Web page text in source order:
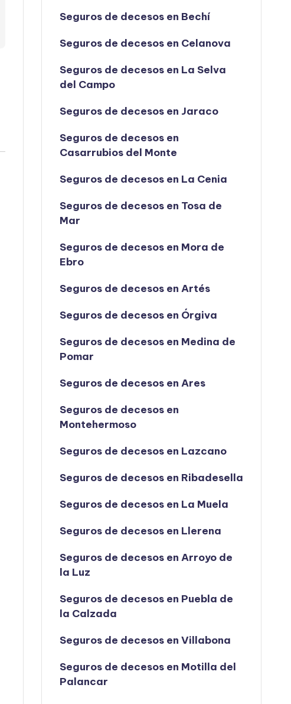
Seguros de decesos en Bechí
Seguros de decesos en Celanova
Seguros de decesos en La Selva
del Campo
Seguros de decesos en Jaraco
Seguros de decesos en
Casarrubios del Monte
Seguros de decesos en La Cenia
Seguros de decesos en Tosa de
Mar
Seguros de decesos en Mora de
Ebro
Seguros de decesos en Artés
Seguros de decesos en Órgiva
Seguros de decesos en Medina de
Pomar
Seguros de decesos en Ares
Seguros de decesos en
Montehermoso
Seguros de decesos en Lazcano
Seguros de decesos en Ribadesella
Seguros de decesos en La Muela
Seguros de decesos en Llerena
Seguros de decesos en Arroyo de
la Luz
Seguros de decesos en Puebla de
la Calzada
Seguros de decesos en Villabona
Seguros de decesos en Motilla del
Palancar